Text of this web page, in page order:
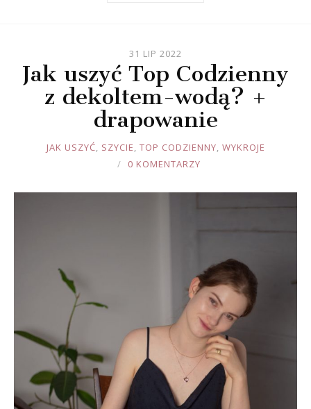
31 LIP 2022
Jak uszyć Top Codzienny
z dekoltem-wodą? +
drapowanie
JOULE
JAK USZYĆ, SZYCIE, TOP CODZIENNY, WYKROJE
0 KOMENTARZY